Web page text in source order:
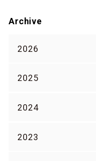
Archive
2026
2025
2024
2023